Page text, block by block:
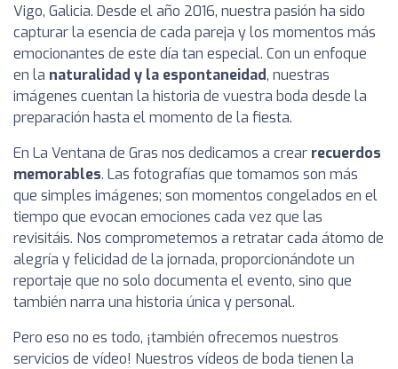
Vigo, Galicia. Desde el año 2016, nuestra pasión ha sido
capturar la esencia de cada pareja y los momentos más
emocionantes de este día tan especial. Con un enfoque
en la naturalidad y la espontaneidad, nuestras
imágenes cuentan la historia de vuestra boda desde la
preparación hasta el momento de la fiesta.
En La Ventana de Gras nos dedicamos a crear recuerdos
memorables. Las fotografías que tomamos son más
que simples imágenes; son momentos congelados en el
tiempo que evocan emociones cada vez que las
revisitáis. Nos comprometemos a retratar cada átomo de
alegría y felicidad de la jornada, proporcionándote un
reportaje que no solo documenta el evento, sino que
también narra una historia única y personal.
Pero eso no es todo, ¡también ofrecemos nuestros
servicios de vídeo! Nuestros vídeos de boda tienen la